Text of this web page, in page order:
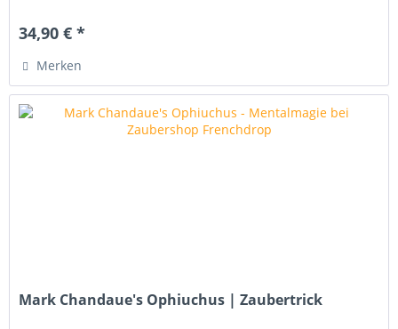
34,90 € *
Merken
Mark Chandaue's Ophiuchus | Zaubertrick